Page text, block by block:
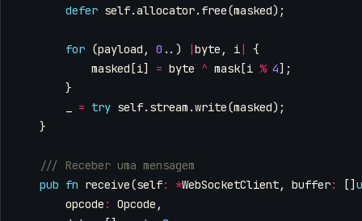
defer self.allocator. free(masked);
for (payload , 0 ..) |byte , i|
{
masked [i] = byte ^ mask [i % 4];
}
= try self. stream .write(masked);
}
pub fn receive(self: *WebSocketClient, buffer: []
opcode : Opcode ,